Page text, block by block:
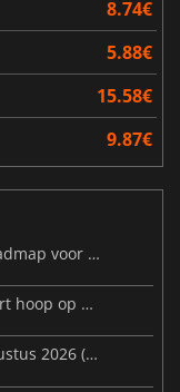
8.74€
5.88€
15.58€
9.87€
MARVEL Tōkon gaat van start en de roadmap voor jaar 1 is bekendgemaakt
Steam Frame-prijs lekt uit en verplettert hoop op betaalbare VR
Niuwe Videogames van de week – augustus 2026 (week 32)